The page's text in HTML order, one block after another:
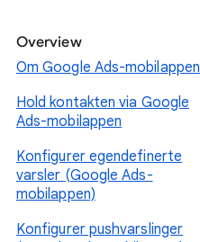
Overview
Om Google Ads-mobilappen
Hold kontakten via Google
Ads-mobilappen
Konfigurer egendefinerte
varsler (Google Ads-
mobilappen)
Konfigurer pushvarslinger